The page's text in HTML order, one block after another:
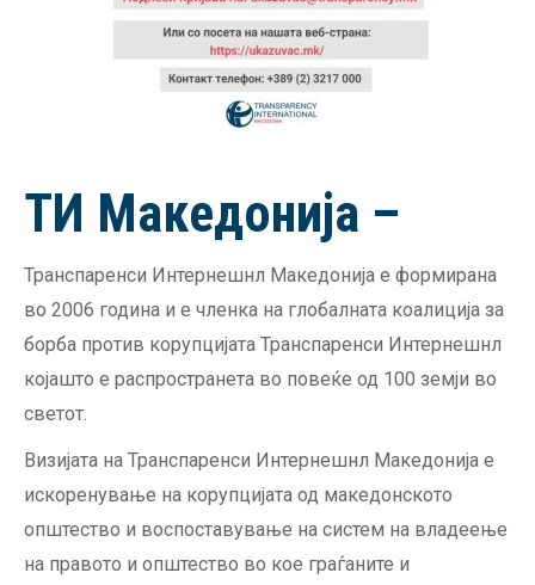
ТИ Македонија –
Транспаренси Интернешнл Македонија е формирана
во 2006 година и е членка на глобалната коалиција за
борба против корупцијата Транспаренси Интернешнл
којашто е распространета во повеќе од 100 земји во
светот.
Визијата на Транспаренси Интернешнл Македонија e
искоренување на корупцијата од македонското
општество и воспоставување на систем на владеење
на правото и општество во кое граѓаните и